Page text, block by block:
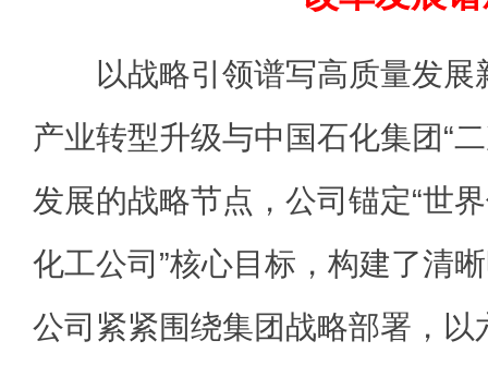
以战略引领谱写高质量发展
产业转型升级与中国石化集团“
发展的战略节点，公司锚定“世
化工公司”核心目标，构建了清
公司紧紧围绕集团战略部署，以